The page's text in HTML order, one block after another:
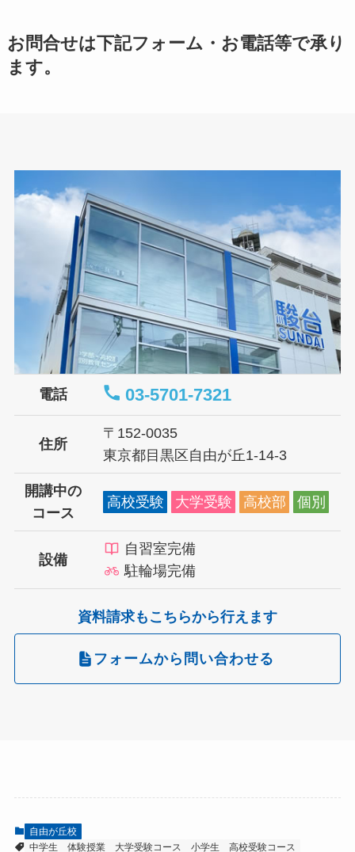
お問合せは下記フォーム・お電話等で承り
ます。
電話 03-5701-7321
住所
〒152-0035
東京都目黒区自由が丘1-14-3
開講中の
コース
高校受験 大学受験 高校部 個別
設備
自習室完備
駐輪場完備
資料請求もこちらから行えます
フォームから問い合わせる
自由が丘校
中学生
体験授業 大学受験コース 小学生 高校受験コース